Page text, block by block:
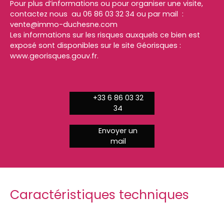
Pour plus d’informations ou pour organiser une visite,
contactez nous au 06 86 03 32 34 ou par mail :
vente@immo-duchesne.com
Les informations sur les risques auxquels ce bien est
exposé sont disponibles sur le site Géorisques :
www.georisques.gouv.fr.
+33 6 86 03 32
34
Envoyer un
mail
Caractéristiques techniques